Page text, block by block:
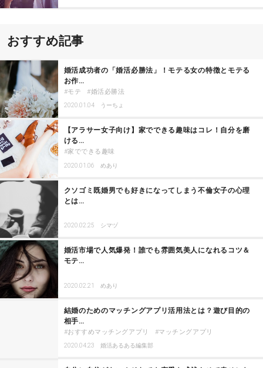
おすすめ記事
婚活成功者の「婚活必勝法」！モテる女の特徴とモテる
お作…
モテ 婚活必勝法
2020.01.04 うーちょ
【アラサー女子向け】家でできる趣味はコレ！自分を磨
ける…
家でできる趣味
2020.01.06 めあり
クソゴミ既婚男でも好きになってしまう不倫女子の心理
とは…
2020.02.25 シマヅ
婚活市場で人気爆発！誰でも雰囲気美人になれるコツ＆
モテ…
2020.02.21 めあり
結婚のためのマッチングアプリ活用法とは？遊び目的の
相手…
おすすめマッチングアプリ マッチングアプリ
2020.04.23 婚活あるある編集部